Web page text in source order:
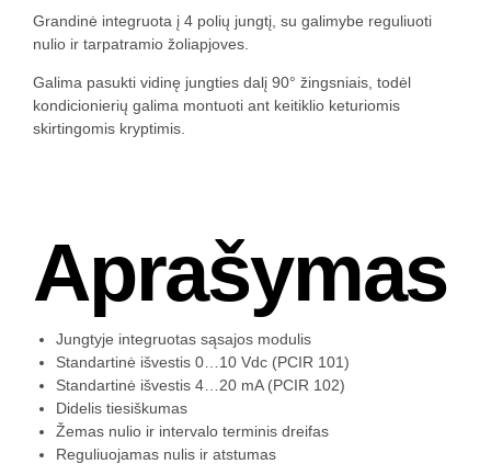
Grandinė integruota į 4 polių jungtį, su galimybe reguliuoti
nulio ir tarpatramio žoliapjoves.
Galima pasukti vidinę jungties dalį 90° žingsniais, todėl
kondicionierių galima montuoti ant keitiklio keturiomis
skirtingomis kryptimis.
Aprašymas
Jungtyje integruotas sąsajos modulis
Standartinė išvestis 0…10 Vdc (PCIR 101)
Standartinė išvestis 4…20 mA (PCIR 102)
Didelis tiesiškumas
Žemas nulio ir intervalo terminis dreifas
Reguliuojamas nulis ir atstumas